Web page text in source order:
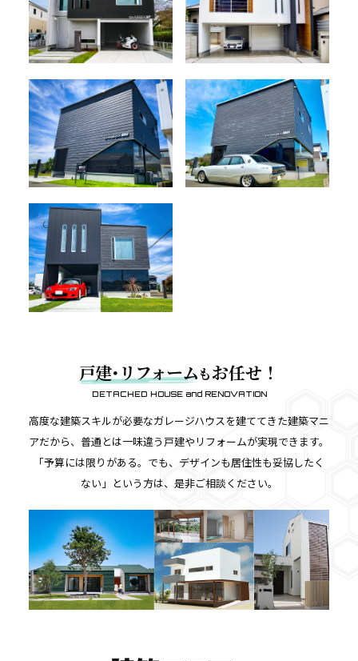
戸建･リフォームもお任せ！
DETACHED HOUSE and RENOVATION
高度な建築スキルが必要なガレージハウスを建ててきた建築マニ
アだから、普通とは一味違う戸建やリフォームが実現できます。
「予算には限りがある。でも、デザインも居住性も妥協したく
ない」という方は、是非ご相談ください。